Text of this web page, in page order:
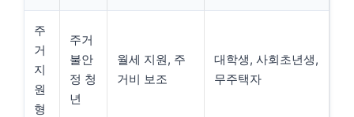
주
거
지
원
형
주거
불안
정 청
년
월세 지원, 주
거비 보조
대학생, 사회초년생,
무주택자